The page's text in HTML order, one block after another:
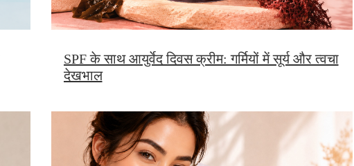
SPF के साथ आयुर्वेद दिवस क्रीम: गर्मियों में सूर्य और त्वचा
देखभाल